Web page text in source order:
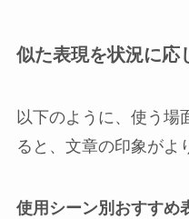
似た表現を状況に応
以下のように、使う場
ると、文章の印象がよ
使用シーン別おすすめ